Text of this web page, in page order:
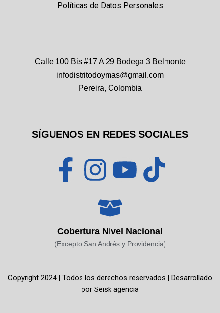
Políticas de Datos Personales
Calle 100 Bis #17 A 29 Bodega 3 Belmonte
infodistritodoymas@gmail.com
Pereira, Colombia
SÍGUENOS EN REDES SOCIALES
F
e
b
I
n
s
t
a
g
Y
t
b
T
t
o
Cobertura Nivel Nacional
(Excepto San Andrés y Providencia)
Copyright 2024 | Todos los derechos reservados | Desarrollado
por Seisk agencia